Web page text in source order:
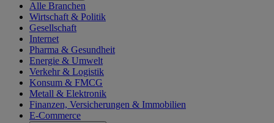
Alle Branchen
Wirtschaft & Politik
Gesellschaft
Internet
Pharma & Gesundheit
Energie & Umwelt
Verkehr & Logistik
Konsum & FMCG
Metall & Elektronik
Finanzen, Versicherungen & Immobilien
E-Commerce